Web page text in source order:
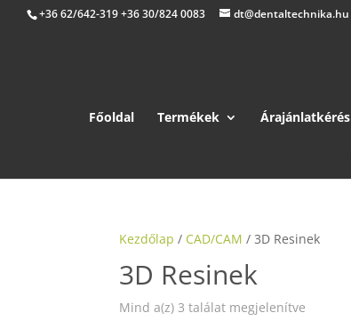
+36 62/642-319 +36 30/824 0083 dt@dentaltechnika.hu
Főoldal Termékek Árajánlatkérés
Kezdőlap / CAD/CAM / 3D Resinek
3D Resinek
Mind a(z) 3 találat megjelenítve